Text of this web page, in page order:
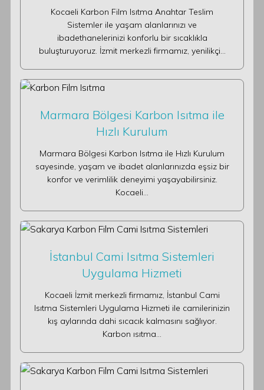
Kocaeli Karbon Film Isıtma Anahtar Teslim
Sistemler ile yaşam alanlarınızı ve
ibadethanelerinizi konforlu bir sıcaklıkla
buluşturuyoruz. İzmit merkezli firmamız, yenilikçi…
Marmara Bölgesi Karbon Isıtma ile
Hızlı Kurulum
Marmara Bölgesi Karbon Isıtma ile Hızlı Kurulum
sayesinde, yaşam ve ibadet alanlarınızda eşsiz bir
konfor ve verimlilik deneyimi yaşayabilirsiniz.
Kocaeli…
İstanbul Cami Isıtma Sistemleri
Uygulama Hizmeti
Kocaeli İzmit merkezli firmamız, İstanbul Cami
Isıtma Sistemleri Uygulama Hizmeti ile camilerinizin
kış aylarında dahi sıcacık kalmasını sağlıyor.
Karbon ısıtma…